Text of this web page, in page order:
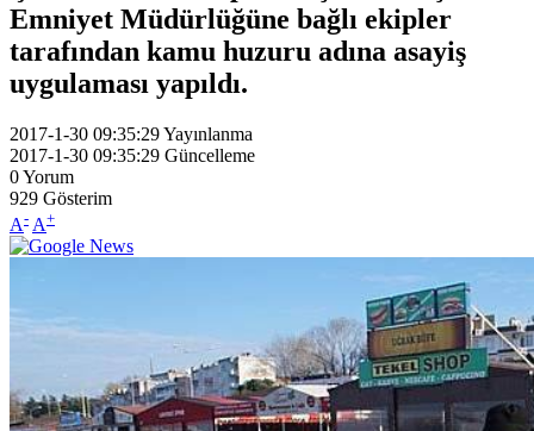
Emniyet Müdürlüğüne bağlı ekipler
tarafından kamu huzuru adına asayiş
uygulaması yapıldı.
2017-1-30 09:35:29Yayınlanma
2017-1-30 09:35:29 Güncelleme
0Yorum
929 Gösterim
A- A+